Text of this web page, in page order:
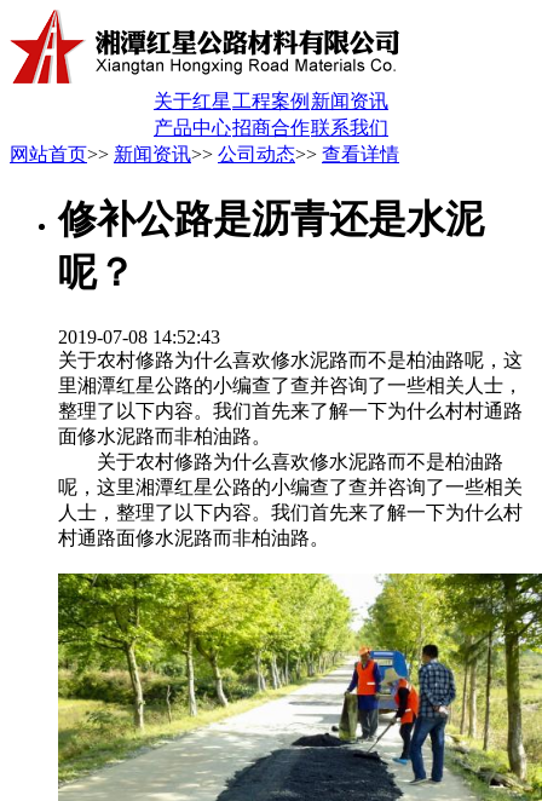
关于红星 工程案例 新闻资讯
产品中心招商合作联系我们
网站首页>> 新闻资讯>> 公司动态>> 查看详情
修补公路是沥青还是水泥
呢？
2019-07-08 14:52:43
关于农村修路为什么喜欢修水泥路而不是柏油路呢，这
里湘潭红星公路的小编查了查并咨询了一些相关人士，
整理了以下内容。我们首先来了解一下为什么村村通路
面修水泥路而非柏油路。
关于农村修路为什么喜欢修水泥路而不是柏油路
呢，这里湘潭红星公路的小编查了查并咨询了一些相关
人士，整理了以下内容。我们首先来了解一下为什么村
村通路面修水泥路而非柏油路。